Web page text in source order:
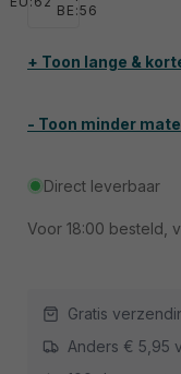
BE:56
+ Toon lange &
- Toon minder
Direct leverbaar
Voor 18:00 besteld,
Gratis
Anders € 5,95